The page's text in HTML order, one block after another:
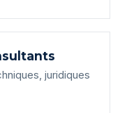
juridiques